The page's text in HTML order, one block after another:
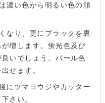
濃い色から明るい色の順
なり、更にブラックを裏
増します。蛍光色及び
いでしょう。パール色
せます。
にツマヨウジやカッター
さい。